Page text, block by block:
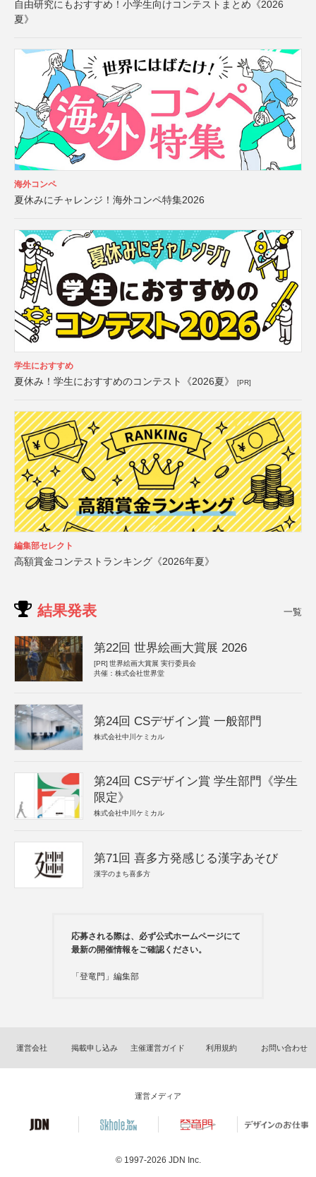
自由研究にもおすすめ！小学生向けコンテストまとめ《2026
夏》
海外コンペ
夏休みにチャレンジ！海外コンペ特集2026
学生におすすめ
夏休み！学生におすすめのコンテスト《2026夏》 [PR]
編集部セレクト
高額賞金コンテストランキング《2026年夏》
結果発表 一覧
第22回 世界絵画大賞展 2026
[PR] 世界絵画大賞展 実行委員会
共催：株式会社世界堂
第24回 CSデザイン賞 一般部門
株式会社中川ケミカル
第24回 CSデザイン賞 学生部門《学生
限定》
株式会社中川ケミカル
第71回 喜多方発感じる漢字あそび
漢字のまち喜多方
応募される際は、必ず公式ホームページにて
最新の開催情報をご確認ください。
「登竜門」編集部
運営会社 掲載申し込み 主催運営ガイド 利用規約 お問い合わせ
運営メディア
© 1997-2026 JDN Inc.